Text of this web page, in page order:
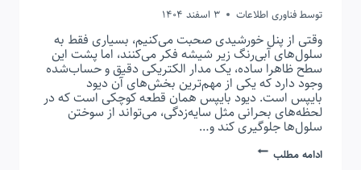
توسط فناوری اطلاعات 3 اسفند 1404
وقتی از پنل خورشیدی صحبت می‌کنیم، بسیاری فقط به
سلول‌های آبی‌رنگ زیر شیشه فکر می‌کنند، اما پشت این
سطح ظاهرا ساده، یک مدار الکتریکی دقیق و حساب‌شده
وجود دارد که یکی از مهم‌ترین بخش‌های آن دیود
بایپس است. دیود بایپس همان قطعه کوچکی است که در
لحظه‌های بحرانی مثل سایه‌زدگی، می‌تواند از سوختن
سلول‌ها جلوگیری کند و…
ادامه مطلبدیود